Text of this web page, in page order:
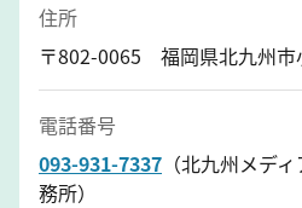
住所
〒802-0065 福岡県北九州市
電話番号
093-931-7337 （北九州メデ
務所）